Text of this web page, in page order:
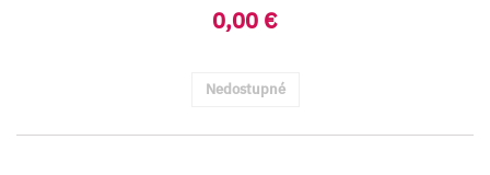
0,00 €
Nedostupné